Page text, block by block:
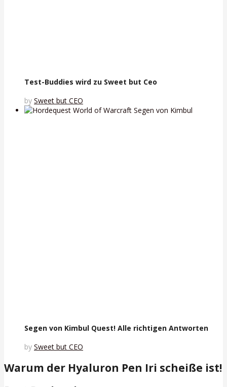
Test-Buddies wird zu Sweet but Ceo
by Sweet but CEO
Segen von Kimbul Quest! Alle richtigen Antworten
by Sweet but CEO
Warum der Hyaluron Pen Iri scheiße ist!